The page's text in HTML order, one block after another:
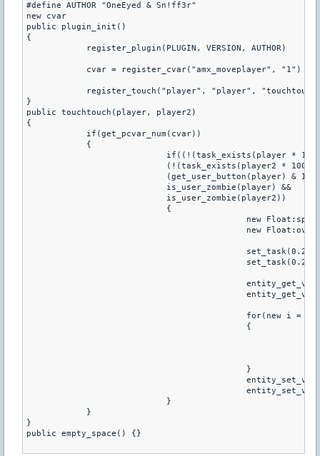
#define AUTHOR "OneEyed & Sn!ff3r"
new cvar
public plugin_init()
{
	    register_plugin(PLUGIN, VERSION, AUTHOR)
	    cvar = register_cvar("amx_moveplayer", "1")
}
public touchtouch(player, player2)
{
	    if(get_pcvar_num(cvar))
	    {
if((!(task_exists(player *
(!(task_exists(player2 * 1000
(get_user_button(player) &
			    is_user_zombie(player) &&
			    is_user_zombie(player2))
			    {
new
new
for(new i =
					    {
					    }
			    }
	    }
}
public empty_space() {}